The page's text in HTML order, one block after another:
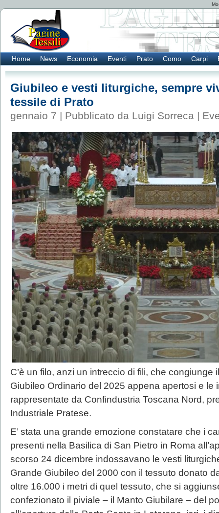
Home News Economia Eventi Prato Como Carpi
Giubileo e vesti liturgiche, sempre
tessile di Prato
gennaio 7 | Pubblicato da Luigi Sorreca |
C’è un filo, anzi un intreccio di fili, che congiunge
Giubileo Ordinario del 2025 appena apertosi e le
rappresentate da Confindustria Toscana Nord,
Industriale Pratese.
E’ stata una grande emozione constatare che i
presenti nella Basilica di San Pietro in Roma
scorso 24 dicembre indossavano le vesti
Grande Giubileo del 2000 con il tessuto donato
oltre 16.000 i metri di quel tessuto, che si
confezionato il piviale – il Manto Giubilare – del